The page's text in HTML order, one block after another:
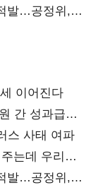
발…공정위,
이어진다
간 성과급
스 사태 여파
는데 우리는
구하기
발…공정위,